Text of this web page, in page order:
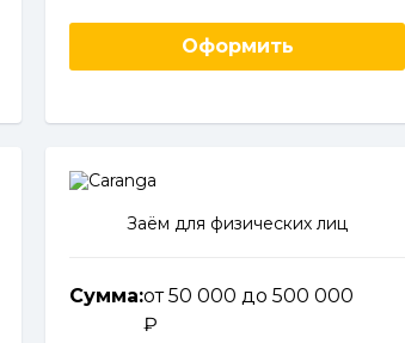
Оформить
Заём для физических лиц
Сумма:от 50 000 до 500 000